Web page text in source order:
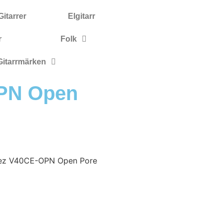
Elgitarr
Folk
Open
V40CE-OPN Open Pore